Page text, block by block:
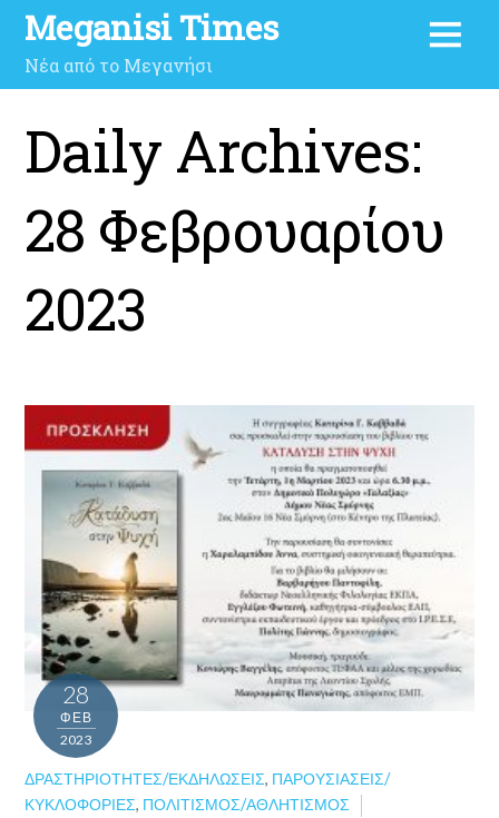
Meganisi Times
Νέα από το Μεγανήσι
Daily Archives:
28 Φεβρουαρίου
2023
28
ΦΕΒ
2023
ΔΡΑΣΤΗΡΙΌΤΗΤΕΣ/ΕΚΔΗΛΏΣΕΙΣ, ΠΑΡΟΥΣΙΆΣΕΙΣ/
ΚΥΚΛΟΦΟΡΊΕΣ, ΠΟΛΙΤΙΣΜΌΣ/ΑΘΛΗΤΙΣΜΌΣ